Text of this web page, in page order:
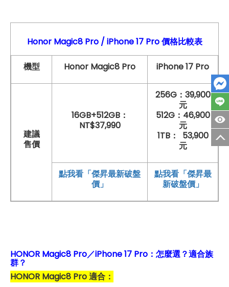
Honor Magic8 Pro/ iPhone 17 Pro價格比較表
機型 Honor Magic8 Pro iPhone 17 Pro
建議
售價
16GB+512GB：
NT$37,990
256G： 39,900
元
512G：46,900
元
1TB： 53,900
元
點我看「傑昇最新破盤
價」
點我看「傑昇最
新破盤價」
HONOR Magic8 Pro／iPhone 17 Pro：怎麼選？適合族
群？
HONOR Magic8 Pro 適合：